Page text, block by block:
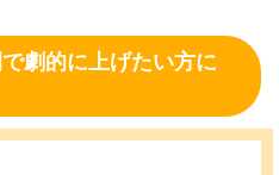
劇的に上げたい方に